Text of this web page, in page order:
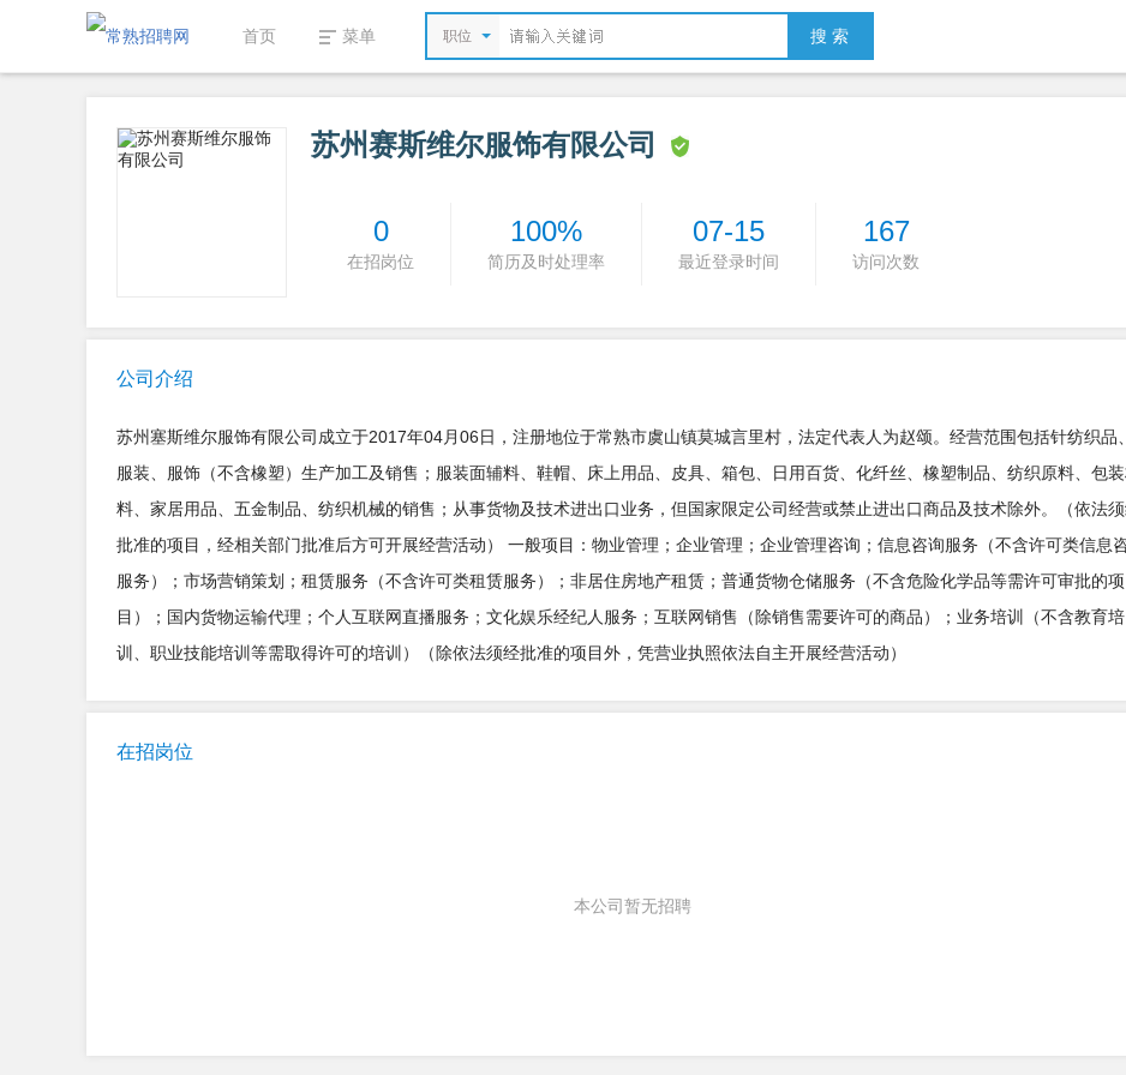
首页 菜单 职位 搜 索
苏州赛斯维尔服饰有限公司
0
在招岗位
100%
简历及时处理率
07-15
最近登录时间
167
访问次数
公司介绍
苏州塞斯维尔服饰有限公司成立于2017年04月06日，注册地位于常熟市虞山镇莫城言里村，法定代表人为赵颂。经营范围包括针纺织品、
服装、服饰（不含橡塑）生产加工及销售；服装面辅料、鞋帽、床上用品、皮具、箱包、日用百货、化纤丝、橡塑制品、纺织原料、包
料、家居用品、五金制品、纺织机械的销售；从事货物及技术进出口业务，但国家限定公司经营或禁止进出口商品及技术除外。（依法
批准的项目，经相关部门批准后方可开展经营活动） 一般项目：物业管理；企业管理；企业管理咨询；信息咨询服务（不含许可类信息
服务）；市场营销策划；租赁服务（不含许可类租赁服务）；非居住房地产租赁；普通货物仓储服务（不含危险化学品等需许可审批的项
目）；国内货物运输代理；个人互联网直播服务；文化娱乐经纪人服务；互联网销售（除销售需要许可的商品）；业务培训（不含教育培
训、职业技能培训等需取得许可的培训）（除依法须经批准的项目外，凭营业执照依法自主开展经营活动）
在招岗位
本公司暂无招聘